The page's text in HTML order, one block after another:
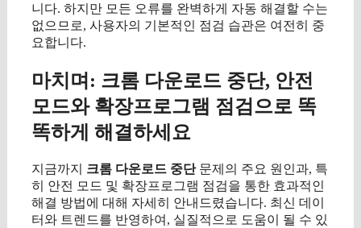
니다. 하지만 모든 오류를 완벽하게 자동 해결할 수는
없으므로, 사용자의 기본적인 점검 습관은 여전히 중
요합니다.
마치며: 크롬 다운로드 중단, 안전
모드와 확장프로그램 점검으로 똑
똑하게 해결하세요
지금까지 크롬 다운로드 중단문제의 주요 원인과, 특
히 안전 모드 및 확장프로그램 점검을 통한 효과적인
해결 방법에 대해 자세히 안내드렸습니다. 최신 데이
터와 트렌드를 반영하여, 실질적으로 도움이 될 수 있